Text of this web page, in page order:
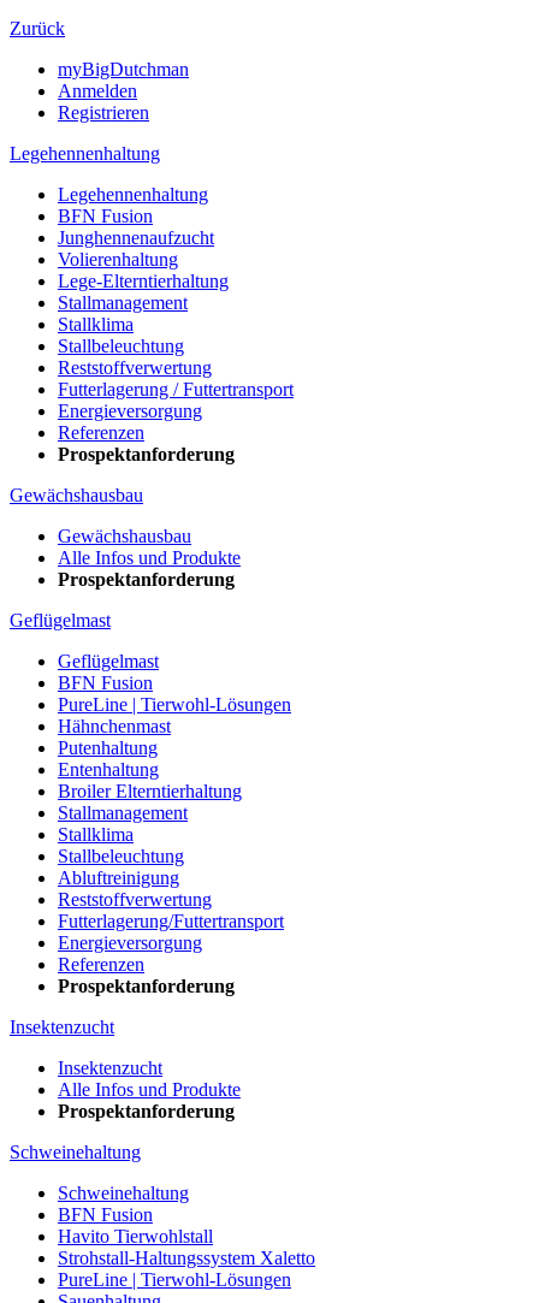
Zurück
myBigDutchman
Anmelden
Registrieren
Legehennenhaltung
Legehennenhaltung
BFN Fusion
Junghennenaufzucht
Volierenhaltung
Lege-Elterntierhaltung
Stallmanagement
Stallklima
Stallbeleuchtung
Reststoffverwertung
Futterlagerung / Futtertransport
Energieversorgung
Referenzen
Prospektanforderung
Gewächshausbau
Gewächshausbau
Alle Infos und Produkte
Prospektanforderung
Geflügelmast
Geflügelmast
BFN Fusion
PureLine | Tierwohl-Lösungen
Hähnchenmast
Putenhaltung
Entenhaltung
Broiler Elterntierhaltung
Stallmanagement
Stallklima
Stallbeleuchtung
Abluftreinigung
Reststoffverwertung
Futterlagerung/Futtertransport
Energieversorgung
Referenzen
Prospektanforderung
Insektenzucht
Insektenzucht
Alle Infos und Produkte
Prospektanforderung
Schweinehaltung
Schweinehaltung
BFN Fusion
Havito Tierwohlstall
Strohstall-Haltungssystem Xaletto
PureLine | Tierwohl-Lösungen